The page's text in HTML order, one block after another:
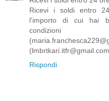
Ricevi i soldi entro
l'importo di cui hai
condizioni
Rispondi